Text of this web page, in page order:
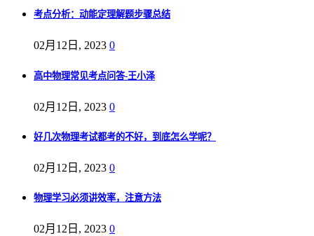
考点分析：动能定理解题步骤总结
02月12日, 2023 0
高中物理常见考点问答-王小泽
02月12日, 2023 0
好几次物理考试都考的不好，到底怎么学呢？
02月12日, 2023 0
物理学习必须讲效率，注意方法
02月12日, 2023 0